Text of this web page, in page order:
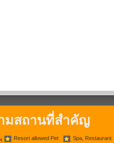
มสถานที่สำคัญ
Resort allowed Pet Spa, Restaurant